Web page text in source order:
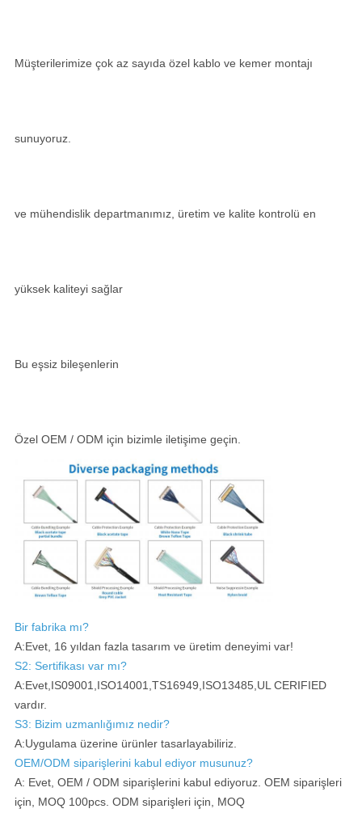
Müşterilerimize çok az sayıda özel kablo ve kemer montajı
sunuyoruz.
ve mühendislik departmanımız, üretim ve kalite kontrolü en
yüksek kaliteyi sağlar
Bu eşsiz bileşenlerin
Özel OEM / ODM için bizimle iletişime geçin.
Bir fabrika mı?
A:Evet, 16 yıldan fazla tasarım ve üretim deneyimi var!
S2: Sertifikası var mı?
A:Evet,IS09001,ISO14001,TS16949,ISO13485,UL CERIFIED
vardır.
S3: Bizim uzmanlığımız nedir?
A:Uygulama üzerine ürünler tasarlayabiliriz.
OEM/ODM siparişlerini kabul ediyor musunuz?
A: Evet, OEM / ODM siparişlerini kabul ediyoruz. OEM siparişleri
için, MOQ 100pcs. ODM siparişleri için, MOQ